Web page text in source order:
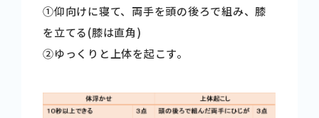
➀仰向けに寝て、両手を頭の後ろで組み、膝
を立てる(膝は直角)
➁ゆっくりと上体を起こす。